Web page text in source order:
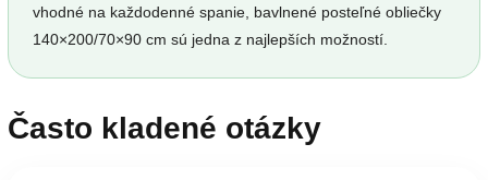
vhodné na každodenné spanie, bavlnené posteľné obliečky
140×200/70×90 cm sú jedna z najlepších možností.
Často kladené otázky